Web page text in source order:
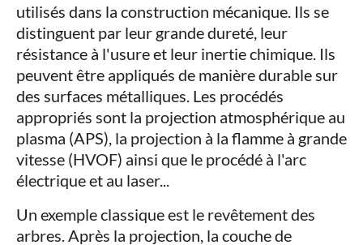
utilisés dans la construction mécanique. Ils se
distinguent par leur grande dureté, leur
résistance à l'usure et leur inertie chimique. Ils
peuvent être appliqués de manière durable sur
des surfaces métalliques. Les procédés
appropriés sont la projection atmosphérique au
plasma (APS), la projection à la flamme à grande
vitesse (HVOF) ainsi que le procédé à l'arc
électrique et au laser...
Un exemple classique est le revêtement des
arbres. Après la projection, la couche de